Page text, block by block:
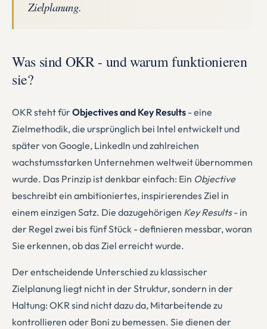
Zielplanung.
Was sind OKR - und warum funktionieren
sie?
OKR steht fürObjectives and Key Results - eine
Zielmethodik, die ursprünglich bei Intel entwickelt und
später von Google, LinkedIn und zahlreichen
wachstumsstarken Unternehmen weltweit übernommen
wurde. Das Prinzip ist denkbar einfach: Ein Objective
beschreibt ein ambitioniertes, inspirierendes Ziel in
einem einzigen Satz. Die dazugehörigen Key Results- in
der Regel zwei bis fünf Stück - definieren messbar, woran
Sie erkennen, ob das Ziel erreicht wurde.
Der entscheidende Unterschied zu klassischer
Zielplanung liegt nicht in der Struktur, sondern in der
Haltung: OKR sind nicht dazu da, Mitarbeitende zu
kontrollieren oder Boni zu bemessen. Sie dienen der